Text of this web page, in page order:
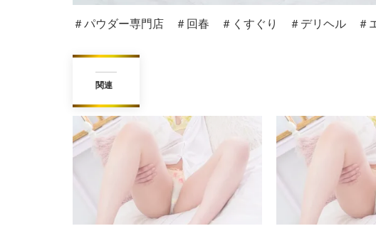
＃パウダー専門店 ＃回春 ＃くすぐり ＃デリヘル ＃
関連